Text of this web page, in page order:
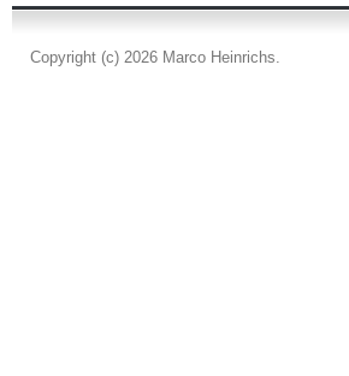
Copyright (c) 2026 Marco Heinrichs.